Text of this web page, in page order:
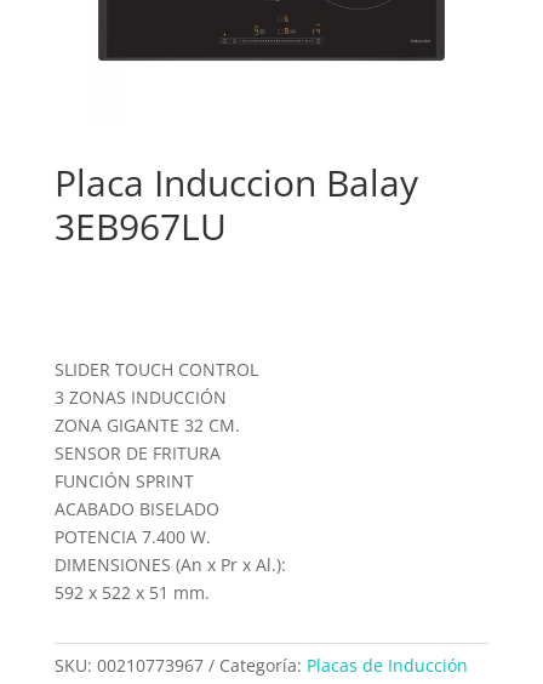
Placa Induccion Balay
3EB967LU
SLIDER TOUCH CONTROL
3 ZONAS INDUCCIÓN
ZONA GIGANTE 32 CM.
SENSOR DE FRITURA
FUNCIÓN SPRINT
ACABADO BISELADO
POTENCIA 7.400 W.
DIMENSIONES (An x Pr x Al.):
592 x 522 x 51 mm.
SKU: 00210773967 Categoría: Placas de Inducción